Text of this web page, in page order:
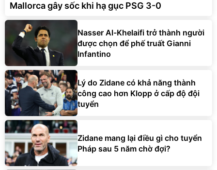
Mallorca gây sốc khi hạ gục PSG 3-0
Nasser Al-Khelaifi trở thành người
được chọn để phế truất Gianni
Infantino
Lý do Zidane có khả năng thành
công cao hơn Klopp ở cấp độ đội
tuyển
Zidane mang lại điều gì cho tuyển
Pháp sau 5 năm chờ đợi?